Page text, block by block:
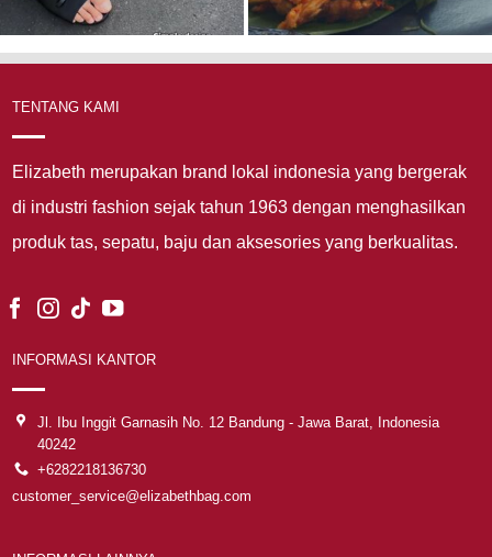
TENTANG KAMI
Elizabeth merupakan brand lokal indonesia yang bergerak
di industri fashion sejak tahun 1963 dengan menghasilkan
produk tas, sepatu, baju dan aksesories yang berkualitas.
INFORMASI KANTOR
Jl. Ibu Inggit Garnasih No. 12 Bandung - Jawa Barat, Indonesia
40242
+6282218136730
customer_service@elizabethbag.com